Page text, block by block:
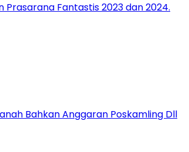
Prasarana Fantastis 2023 dan 2024.
Bahkan Anggaran Poskamling Dll